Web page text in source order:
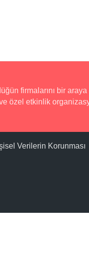
firmalarını bir
özel etkinlik
Verilerin Korunması